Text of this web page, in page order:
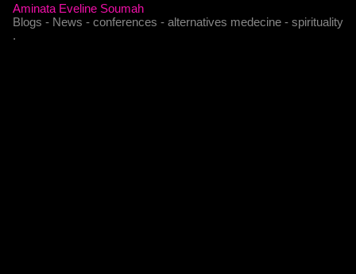
Aminata Eveline Soumah
Blogs - News - conferences - alternatives medecine - spirituality
.